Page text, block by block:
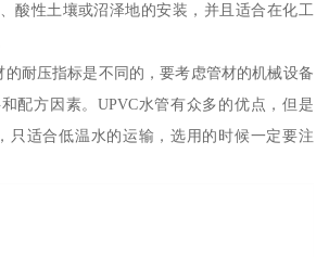
酸性土壤或沼泽地的安装，并且适合在化工
的耐压指标是不同的，要考虑管材的机械设备
配方因素。UPVC水管有众多的优点，但是
只适合低温水的运输，选用的时候一定要注